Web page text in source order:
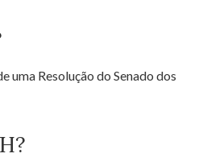
uma Resolução do Senado dos